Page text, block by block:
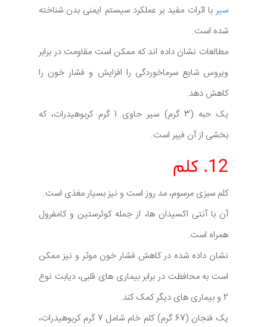
سیربا اثرات مفید بر عملکرد سیستم ایمنی بدن شناخته
شده است.
مطالعات نشان داده اند که ممکن است مقاومت در برابر
ویروس شایع سرماخوردگی را افزایش و فشار خون را
کاهش دهد.
یک حبه (3 گرم) سیر حاوی 1 گرم کربوهیدرات، که
بخشی از آن فیبر است.
12. کلم
کلم سبزی مرسوم، مد روز است و نیز بسیار مغذی است.
آن با آنتی اکسیدان ها، از جمله کوئرستین و کامفرول
همراه است.
نشان داده شده در کاهش فشار خون موثر و نیز ممکن
است به محافظت در برابر بیماری های قلبی، دیابت نوع
2 و بیماری های دیگر کمک کند.
یک فنجان (67 گرم) کلم خام شامل 7 گرم کربوهیدرات،